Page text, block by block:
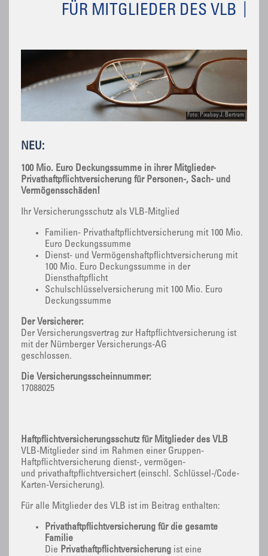
FÜR MITGLIEDER DES VLB
Foto: Pixabay J. Bertram
NEU:
100 Mio. Euro Deckungssumme in ihrer Mitglieder-
Privathaftpflichtversicherung für Personen-, Sach- und
Vermögensschäden!
Ihr Versicherungsschutz als VLB-Mitglied
Familien- Privathaftpflichtversicherung mit 100 Mio.
Euro Deckungssumme
Dienst- und Vermögenshaftpflichtversicherung mit
100 Mio. Euro Deckungssumme in der
Diensthaftpflicht
Schulschlüsselversicherung mit 100 Mio. Euro
Deckungssumme
Der Versicherer:
Der Versicherungsvertrag zur Haftpflichtversicherung ist
mit der Nürnberger Versicherungs-AG
geschlossen.
Die Versicherungsscheinnummer:
17088025
Haftpflichtversicherungsschutz für Mitglieder des VLB
VLB-Mitglieder sind im Rahmen einer Gruppen-
Haftpflichtversicherung dienst-, vermögen-
und privathaftpflichtversichert (einschl. Schlüssel-/Code-
Karten-Versicherung).
Für alle Mitglieder des VLB ist im Beitrag enthalten:
Privathaftpflichtversicherung für die gesamte
Familie
Die Privathaftpflichtversicherung ist eine